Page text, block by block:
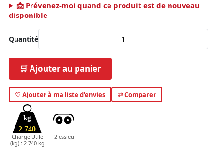
📩 Prévenez-moi quand ce produit est de nouveau
disponible
Quantité
🛒 Ajouter au panier
♡ Ajouter à ma liste d'envies ⇄ Comparer
2 740
kg
Charge Utile
(kg) : 2 740 kg
2 essieu